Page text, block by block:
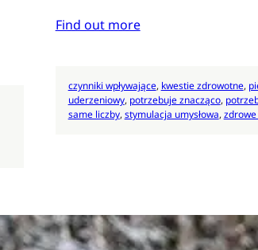
Find out more
czynniki wpływające, kwestie zdrowotne,
uderzeniowy, potrzebuje znacząco,
same liczby, stymulacja umysłowa,